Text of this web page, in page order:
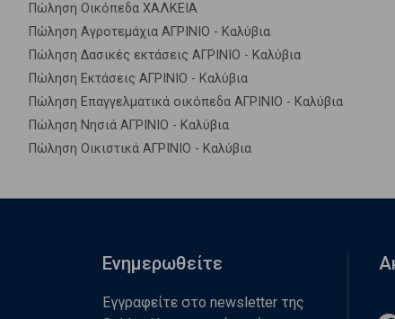
Πώληση Οικόπεδα ΧΑΛΚΕΙΑ
Πώληση Αγροτεμάχια ΑΓΡΙΝΙΟ - Καλύβια
Πώληση Δασικές εκτάσεις ΑΓΡΙΝΙΟ - Καλύβια
Πώληση Εκτάσεις ΑΓΡΙΝΙΟ - Καλύβια
Πώληση Επαγγελματικά οικόπεδα ΑΓΡΙΝΙΟ - Καλύβια
Πώληση Νησιά ΑΓΡΙΝΙΟ - Καλύβια
Πώληση Οικιστικά ΑΓΡΙΝΙΟ - Καλύβια
Ενημερωθείτε
Εγγραφείτε στο newsletter της